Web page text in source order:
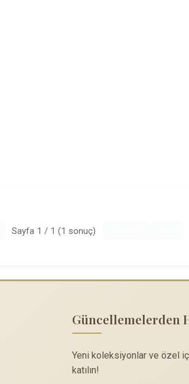
Sayfa 1 / 1 (1 sonuç)
Güncellemelerden
Yeni koleksiyonlar ve özel
katılın!